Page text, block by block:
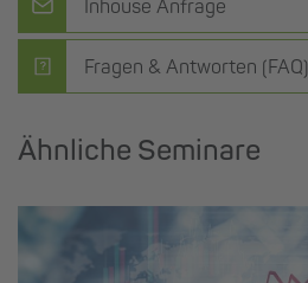
Inhouse Anfrage
Fragen & Antworten (FAQ)
Ähnliche Seminare